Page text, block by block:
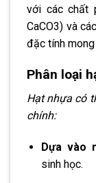
với các chất
CaCO3) và
đặc tính mong
Phân loại
Hạt nhựa có
chính:
Dựa vào
sinh học.